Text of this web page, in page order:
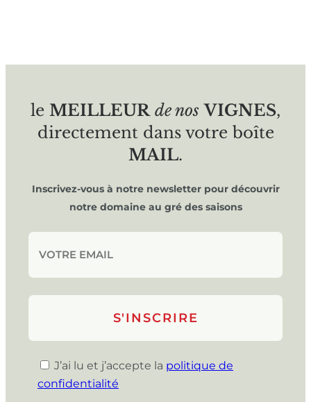
le MEILLEUR de nos VIGNES,
directement dans votre boîte
MAIL.
Inscrivez-vous à notre newsletter pour découvrir
notre domaine au gré des saisons
J’ai lu et j’accepte la politique de
confidentialité